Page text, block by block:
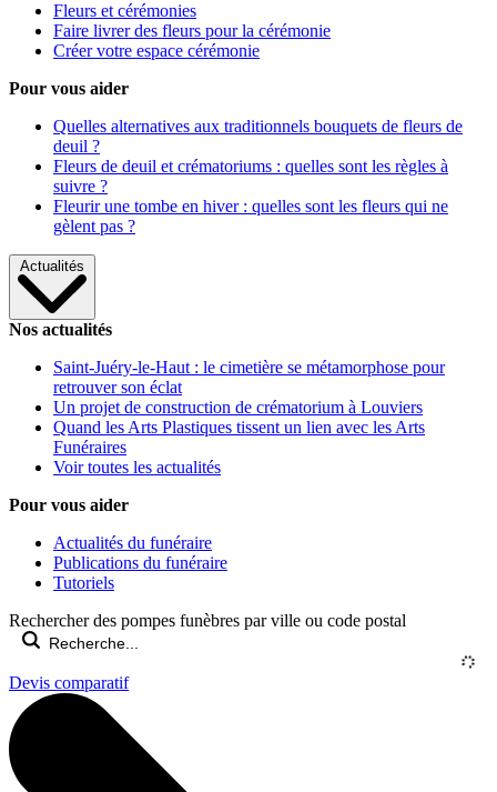
Fleurs et cérémonies
Faire livrer des fleurs pour la cérémonie
Créer votre espace cérémonie
Pour vous aider
Quelles alternatives aux traditionnels bouquets de fleurs de
deuil ?
Fleurs de deuil et crématoriums : quelles sont les règles à
suivre ?
Fleurir une tombe en hiver : quelles sont les fleurs qui ne
gèlent pas ?
Actualités
Nos actualités
Saint-Juéry-le-Haut : le cimetière se métamorphose pour
retrouver son éclat
Un projet de construction de crématorium à Louviers
Quand les Arts Plastiques tissent un lien avec les Arts
Funéraires
Voir toutes les actualités
Pour vous aider
Actualités du funéraire
Publications du funéraire
Tutoriels
Rechercher des pompes funèbres par ville ou code postal
Devis comparatif